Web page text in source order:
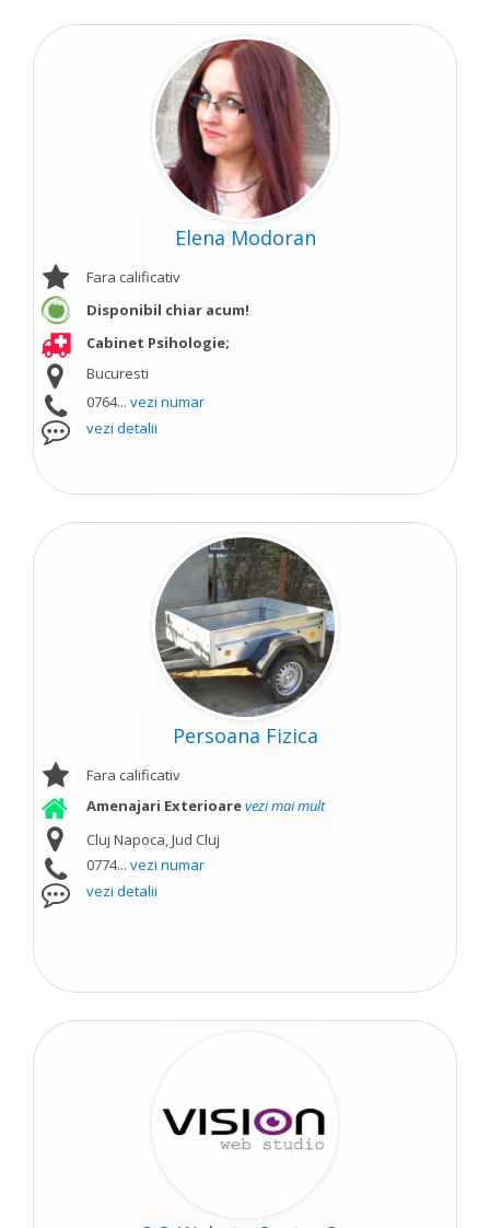
Elena Modoran
Fara calificativ
Disponibil chiar acum!
Cabinet Psihologie;
Bucuresti
0764... vezi numar
vezi detalii
Persoana Fizica
Fara calificativ
Amenajari Exterioarevezi mai mult
Cluj Napoca, Jud Cluj
0774... vezi numar
vezi detalii